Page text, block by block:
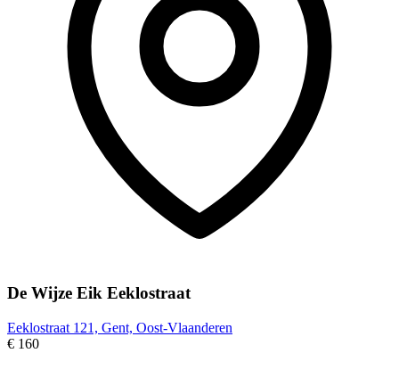
De Wijze Eik Eeklostraat
Eeklostraat 121, Gent, Oost-Vlaanderen
€ 160